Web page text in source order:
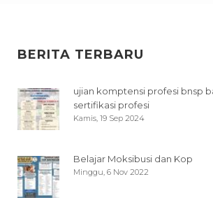
BERITA TERBARU
ujian komptensi profesi bnsp
sertifikasi profesi
Kamis, 19 Sep 2024
Belajar Moksibusi dan Kop
Minggu, 6 Nov 2022